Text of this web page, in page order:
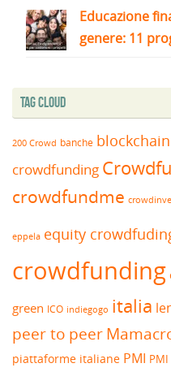
Educazione
genere: 11
Tag Cloud
200 Crowd banche blockchain
crowdfunding
crowdfundme
eppela equity
crowdfunding
green ICO indiegogo italia
peer to peer
piattaforme italiane PMI